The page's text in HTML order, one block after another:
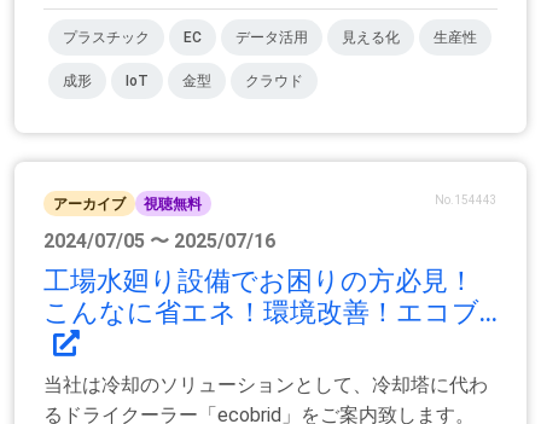
プラスチック EC データ活用 見える化 生産性
成形 IoT 金型 クラウド
アーカイブ 視聴無料 No.154443
2024/07/05 〜 2025/07/16
工場水廻り設備でお困りの方必見！
こんなに省エネ！環境改善！エコブ...
当社は冷却のソリューションとして、冷却塔に代わ
るドライクーラー「ecobrid」をご案内致します。